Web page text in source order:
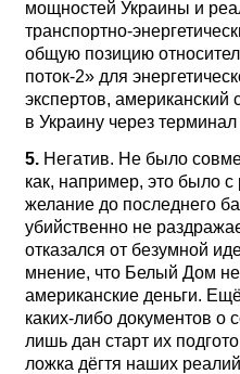
мощностей Украины и
транспортно-
общую позицию
поток-2» для
экспертов, американский
в Украину через
5. Негатив. Не было
как, например, это было
желание до последнего
убийственно не
отказался от безумной
мнение, что Белый Дом не
американские деньги.
каких-либо документов о
лишь дан старт их
ложка дёгтя наших